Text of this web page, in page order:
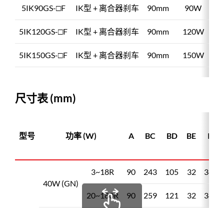
5IK90GS-□F IK型 + 离合器刹车 90mm 90W
5IK120GS-□F IK型 + 离合器刹车 90mm 120W
5IK150GS-□F IK型 + 离合器刹车 90mm 150W
尺寸表 (mm)
型号 功率 (W) A BC BD BE I
40W (GN)
3~18R 90 243 105 32 34
20~180R 90 259 121 32 34